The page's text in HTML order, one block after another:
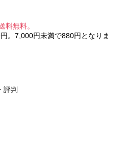
料無料。
。7,000円未満で880円となりま